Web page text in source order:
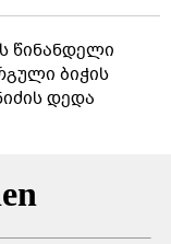
წინანდელი
ბიჭის
დედა